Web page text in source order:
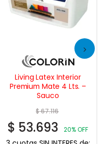
Living Latex Interior
Premium Mate 4 Lts. –
Sauco
$67.116
$ 53.693 20% OFF